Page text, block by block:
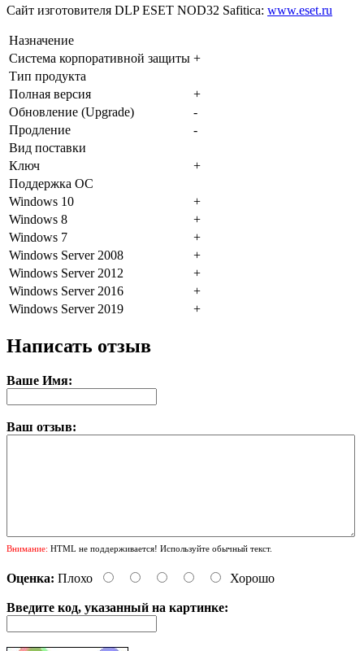
Сайт изготовителя DLP ESET NOD32 Safitica: www.eset.ru
Назначение
Система корпоративной защиты +
Тип продукта
Полная версия
+
Обновление (Upgrade)
-
Продление
-
Вид поставки
Ключ
+
Поддержка ОС
Windows 10
+
Windows 8
+
Windows 7
+
Windows Server 2008
+
Windows Server 2012
+
Windows Server 2016
+
Windows Server 2019
+
Написать отзыв
Ваше Имя:
Ваш отзыв:
Внимание: HTML не поддерживается! Используйте обычный текст.
Оценка: Плохо Хорошо
Введите код, указанный на картинке: